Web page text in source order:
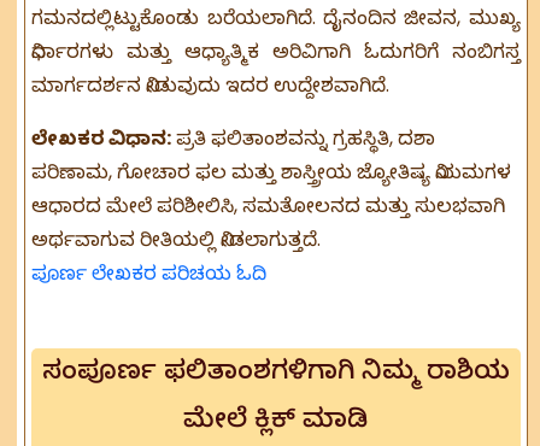
ಗಮನದಲ್ಲಿಟ್ಟುಕೊಂಡು ಬರೆಯಲಾಗಿದೆ. ದೈನಂದಿನ ಜೀವನ, ಮುಖ್ಯ
ನಿರ್ಧಾರಗಳು ಮತ್ತು ಆಧ್ಯಾತ್ಮಿಕ ಅರಿವಿಗಾಗಿ ಓದುಗರಿಗೆ ನಂಬಿಗಸ್ತ
ಮಾರ್ಗದರ್ಶನ ನೀಡುವುದು ಇದರ ಉದ್ದೇಶವಾಗಿದೆ.
ಲೇಖಕರ ವಿಧಾನ:ಪ್ರತಿ ಫಲಿತಾಂಶವನ್ನು ಗ್ರಹಸ್ಥಿತಿ, ದಶಾ
ಪರಿಣಾಮ, ಗೋಚಾರ ಫಲ ಮತ್ತು ಶಾಸ್ತ್ರೀಯ ಜ್ಯೋತಿಷ್ಯ ನಿಯಮಗಳ
ಆಧಾರದ ಮೇಲೆ ಪರಿಶೀಲಿಸಿ, ಸಮತೋಲನದ ಮತ್ತು ಸುಲಭವಾಗಿ
ಅರ್ಥವಾಗುವ ರೀತಿಯಲ್ಲಿ ನೀಡಲಾಗುತ್ತದೆ.
ಪೂರ್ಣ ಲೇಖಕರ ಪರಿಚಯ ಓದಿ
ಸಂಪೂರ್ಣ ಫಲಿತಾಂಶಗಳಿಗಾಗಿ ನಿಮ್ಮ ರಾಶಿಯ
ಮೇಲೆ ಕ್ಲಿಕ್ ಮಾಡಿ